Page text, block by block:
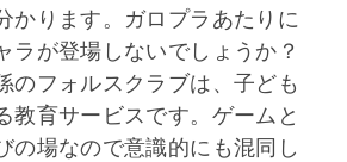
かります。ガロプラあたりに
ラが登場しないでしょうか？
のフォルスクラブは、子ども
教育サービスです。ゲームと
の場なので意識的にも混同し